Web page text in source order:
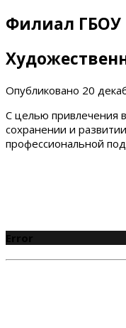
Филиал ГБОУ
Опубликовано 20
С целью привлечения
сохранении и
профессиональной
Error